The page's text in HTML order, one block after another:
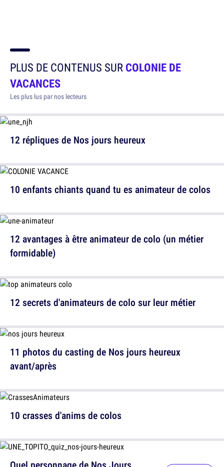
PLUS DE CONTENUS SURCOLONIE DE
VACANCES
Les plus lus par nos lecteurs
12 répliques de Nos jours heureux
12 avantages à être animateur de colo (un métier
formidable)
11 photos du casting de Nos jours heureux
avant/après
10 enfants chiants quand tu es animateur de colos
12 secrets d'animateurs de colo sur leur métier
10 crasses d'anims de colos